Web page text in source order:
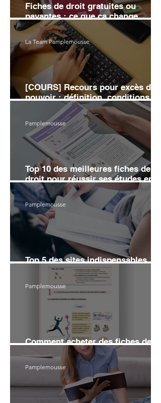
Fiches de droit gratuites ou
payantes : ce que ça change
vraiment sur ta note
[COURS] Recours pour excès de
pouvoir : définition, conditions et
moyens d'annulation
La Team Pamplemousse
Top 10 des meilleures fiches de
droit pour réussir ses études en
2026
Pamplemousse
Top 5 des sites indispensables
pour réviser le droit en 2026
Pamplemousse
Comment acheter des fiches de
droit sans se ruiner en 2026 ?
Pamplemousse
Pamplemousse